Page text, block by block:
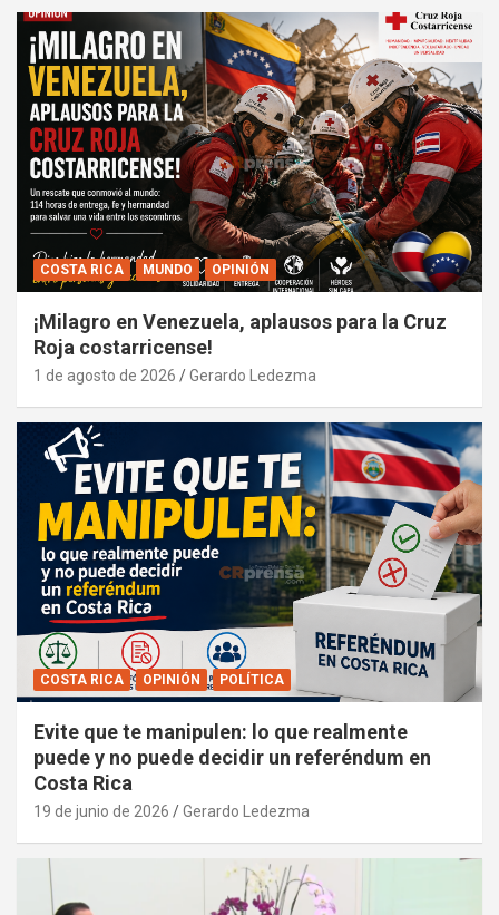
COSTA RICA MUNDO OPINIÓN
¡Milagro en Venezuela, aplausos para la Cruz
Roja costarricense!
1 de agosto de 2026 Gerardo Ledezma
COSTA RICA OPINIÓN POLÍTICA
Evite que te manipulen: lo que realmente
puede y no puede decidir un referéndum en
Costa Rica
19 de junio de 2026 Gerardo Ledezma